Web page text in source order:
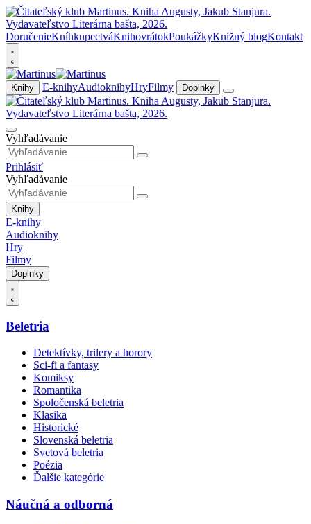
DoručenieKníhkupectváKnihovrátokPoukážkyKnižný blogKontakt
Knihy E-knihyAudioknihyHryFilmy Doplnky
Vyhľadávanie
Prihlásiť
Vyhľadávanie
Knihy
E-knihy
Audioknihy
Hry
Filmy
Doplnky
Beletria
Detektívky, trilery a horory
Sci-fi a fantasy
Komiksy
Romantika
Spoločenská beletria
Klasika
Historické
Slovenská beletria
Svetová beletria
Poézia
Ďalšie kategórie
Náučná a odborná